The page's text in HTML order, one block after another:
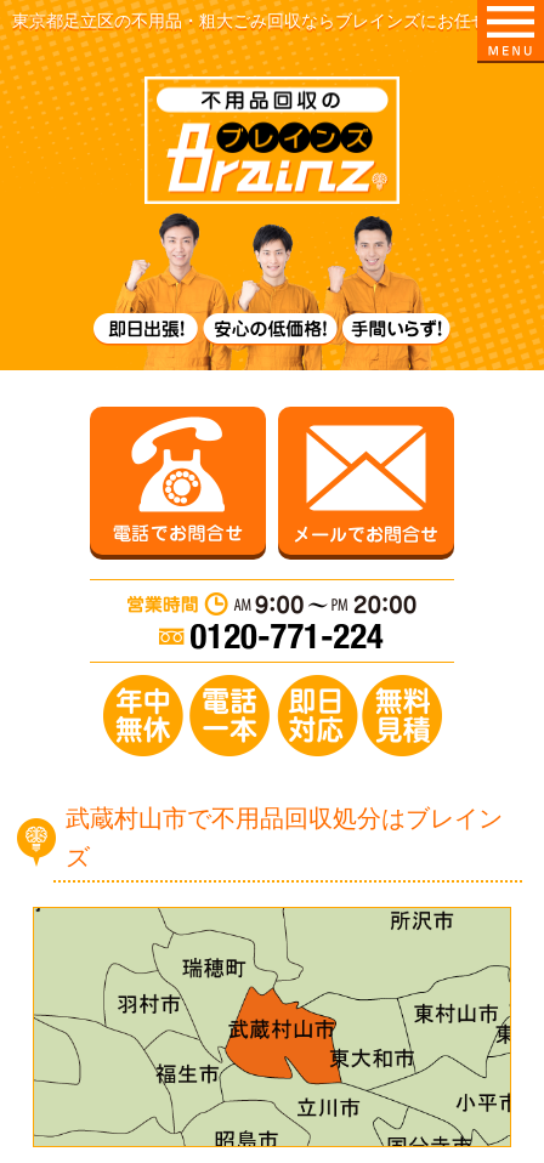
東京都足立区の不用品・粗大ごみ回収ならブレインズにお任せ！
即日出張！
電話でお問合せ
武蔵村山市で不用品回収処分はブレイン
ズ